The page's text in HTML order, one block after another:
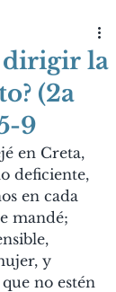
dirigir la
(2a
9
en Creta,
deficiente,
en cada
mandé;
y
no estén